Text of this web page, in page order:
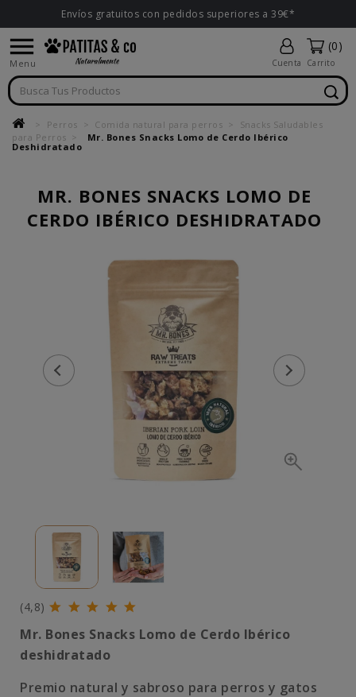
Envíos gratuitos con pedidos superiores a 39€*

Menu Cuenta
(0)
Carrito
Perros Comida natural para perros
Snacks Saludables
para Perros
Mr. Bones Snacks Lomo de Cerdo Ibérico
Deshidratado
MR. BONES SNACKS LOMO DE
CERDO IBÉRICO DESHIDRATADO
(4,8)
Mr. Bones Snacks Lomo de Cerdo Ibérico
deshidratado
Premio natural y sabroso para perros y gatos